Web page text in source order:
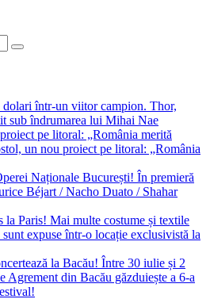
dolari într-un viitor campion. Thor,
sub îndrumarea lui Mihai Nae
pe litoral: „România merită
un nou proiect pe litoral: „România
Naționale București! În premieră
Béjart / Nacho Duato / Shahar
la Paris! Mai multe costume și textile
expuse într-o locație exclusivistă la
la Bacău! Între 30 iulie și 2
Agrement din Bacău găzduiește a 6-a